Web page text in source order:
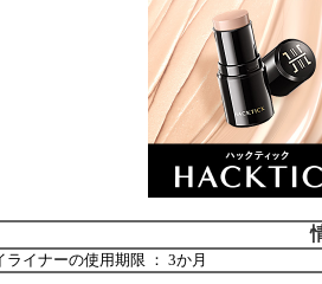
ライナーの使用期限 ： 3か月